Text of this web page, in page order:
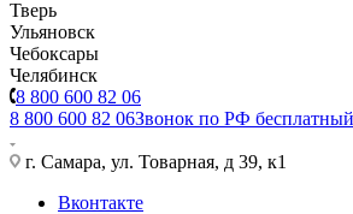
Тверь
Ульяновск
Чебоксары
Челябинск
8 800 600 82 06
8 800 600 82 06Звонок по РФ бесплатный
г. Самара, ул. Товарная, д 39, к1
Вконтакте